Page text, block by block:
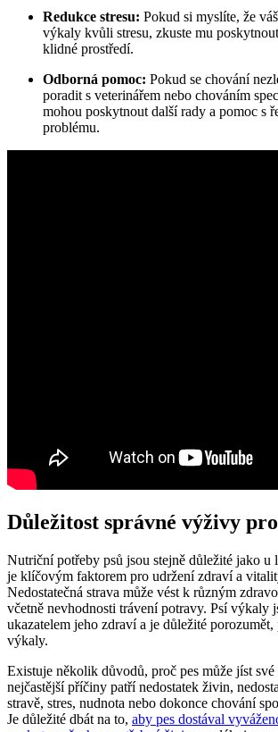
Redukce stresu: Pokud si myslíte, že
výkaly kvůli stresu, zkuste mu
klidné prostředí.
Odborná pomoc: Pokud se chování
poradit s veterinářem nebo chováním
mohou poskytnout další rady a pomoc s
problému.
Důležitost správné výživy
Nutriční potřeby psů jsou stejně důležité jako u
je klíčovým faktorem pro udržení zdraví a
Nedostatečná strava může vést k různým
včetně nevhodnosti trávení potravy. Psí výkaly
ukazatelem jeho zdraví a je důležité porozumět,
výkaly.
Existuje několik důvodů, proč pes může jíst
nejčastější příčiny patří nedostatek živin,
stravě, stres, nudnota nebo dokonce chování
Je důležité dbát na to, aby pes dostával